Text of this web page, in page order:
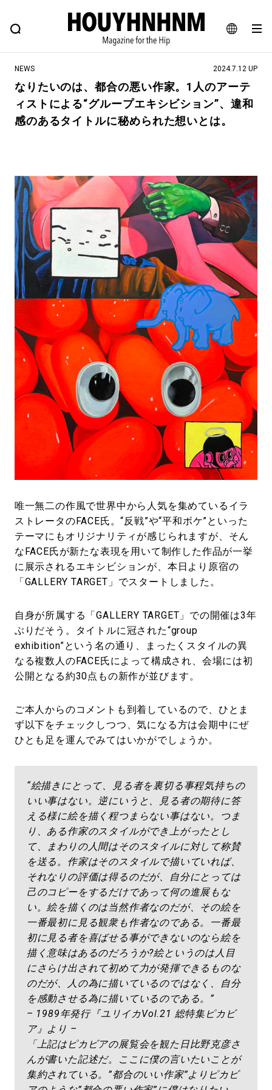
JA
EN
FEATURE BLOG SNAP
ヒップなファッション、カルチャー、ライフスタイルWEBマガジン
#注目のタグ
#NEW VINTAGE #マイナーグッド図鑑
#路地裏てぃーん。 #MONTHLY JOURNAL
#GH 銘品の所以 #フイナムのYouTube
#Commune H #FOCUS IT #AH.H
#ととけん #FASHION #MUSIC #MOVIE
#LIFESTYLE #SNEAKER #OUTDOOR
#SPORTS #HANDSOME HANDBOOK
NEWS 2024.7.12 UP
なりたいのは、都合の悪い作家。1人のアーテ
ィストによる“グループエキシビション”、違和
感のあるタイトルに秘められた想いとは。
唯一無二の作風で世界中から人気を集めているイラ
ストレータのFACE氏。“反戦”や“平和ボケ”といった
テーマにもオリジナリティが感じられますが、そん
なFACE氏が新たな表現を用いて制作した作品が一挙
に展示されるエキシビションが、本日より原宿の
「GALLERY TARGET」でスタートしました。
自身が所属する「GALLERY TARGET」での開催は3年
ぶりだそう。タイトルに冠された“group
exhibition”という名の通り、まったくスタイルの異
なる複数人のFACE氏によって構成され、会場には初
公開となる約30点もの新作が並びます。
ご本人からのコメントも到着しているので、ひとま
ず以下をチェックしつつ、気になる方は会期中にぜ
ひとも足を運んでみてはいかがでしょうか。
“絵描きにとって、見る者を裏切る事程気持ちの
いい事はない。逆にいうと、見る者の期待に答
える様に絵を描く程つまらない事はない。つま
り、ある作家のスタイルができ上がったとし
て、まわりの人間はそのスタイルに対して称賛
を送る。作家はそのスタイルで描いていれば、
それなりの評価は得るのだが、自分にとっては
己のコピーをするだけであって何の進展もな
い。絵を描くのは当然作者なのだが、その絵を
一番最初に見る観衆も作者なのである。一番最
初に見る者を喜ばせる事ができないのなら絵を
描く意味はあるのだろうか?絵というのは人目
にさらけ出されて初めて力が発揮できるものな
のだが、人の為に描いているのではなく、自分
を感動させる為に描いているのである。”
– 1989年発行『ユリイカVol.21 総特集ピカビ
ア』より –
「上記はピカビアの展覧会を観た日比野克彦さ
んが書いた記述だ。ここに僕の言いたいことが
集約されている。”都合のいい作家”よりピカビ